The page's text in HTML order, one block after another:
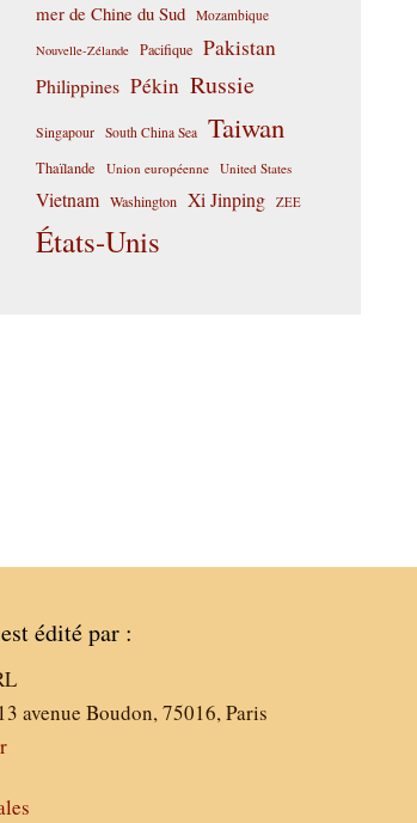
mer de Chine du Sud Mozambique
Nouvelle-Zélande Pacifique Pakistan
Philippines Pékin Russie
Singapour South China Sea Taiwan
Thaïlande Union européenne United States
Vietnam Washington Xi Jinping ZEE
États-Unis
édité par :
avenue Boudon, 75016, Paris